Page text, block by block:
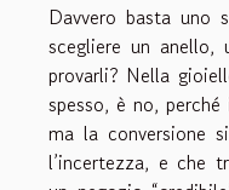
Davvero basta uno
scegliere un anello,
provarli? Nella
spesso, è no,
ma la conversione
l’incertezza, e che